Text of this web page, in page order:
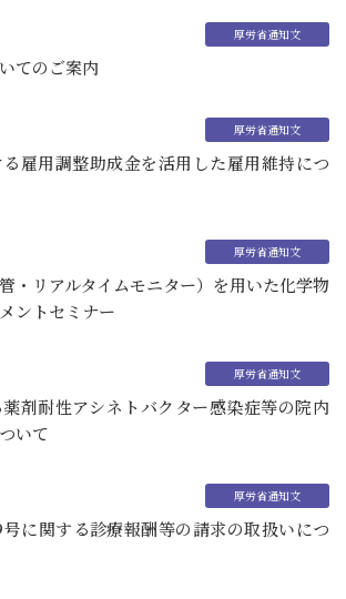
てのご案内
雇用調整助成金を活用した雇用維持につ
・リアルタイムモニター）を用いた化学物
ントセミナー
剤耐性アシネトバクター感染症等の院内
いて
に関する診療報酬等の請求の取扱いにつ